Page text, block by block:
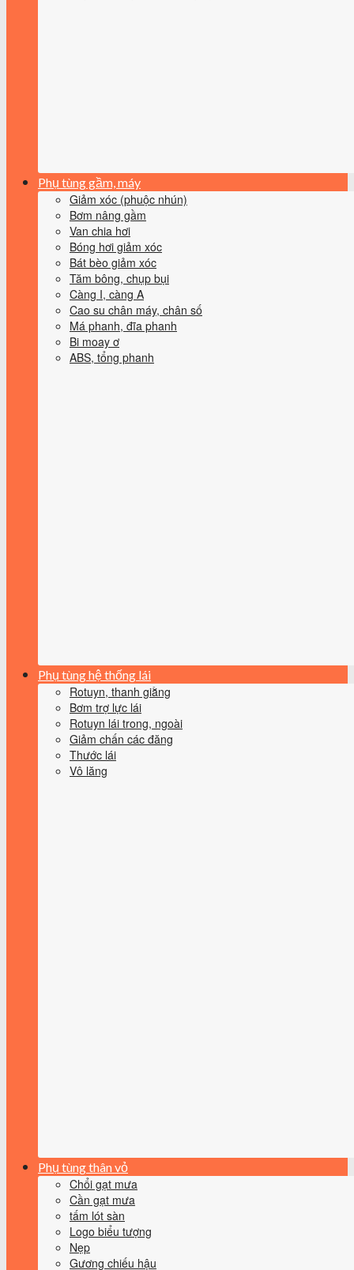
Phụ tùng gầm, máy
Giảm xóc (phuộc nhún)
Bơm nâng gầm
Van chia hơi
Bóng hơi giảm xóc
Bát bèo giảm xóc
Tăm bông, chụp bụi
Càng I, càng A
Cao su chân máy, chân số
Má phanh, đĩa phanh
Bi moay ơ
ABS, tổng phanh
Phụ tùng hệ thống lái
Rotuyn, thanh giằng
Bơm trợ lực lái
Rotuyn lái trong, ngoài
Giảm chấn các đăng
Thước lái
Vô lăng
Phụ tùng thân vỏ
Chổi gạt mưa
Cần gạt mưa
tấm lót sàn
Logo biểu tượng
Nẹp
Gương chiếu hậu